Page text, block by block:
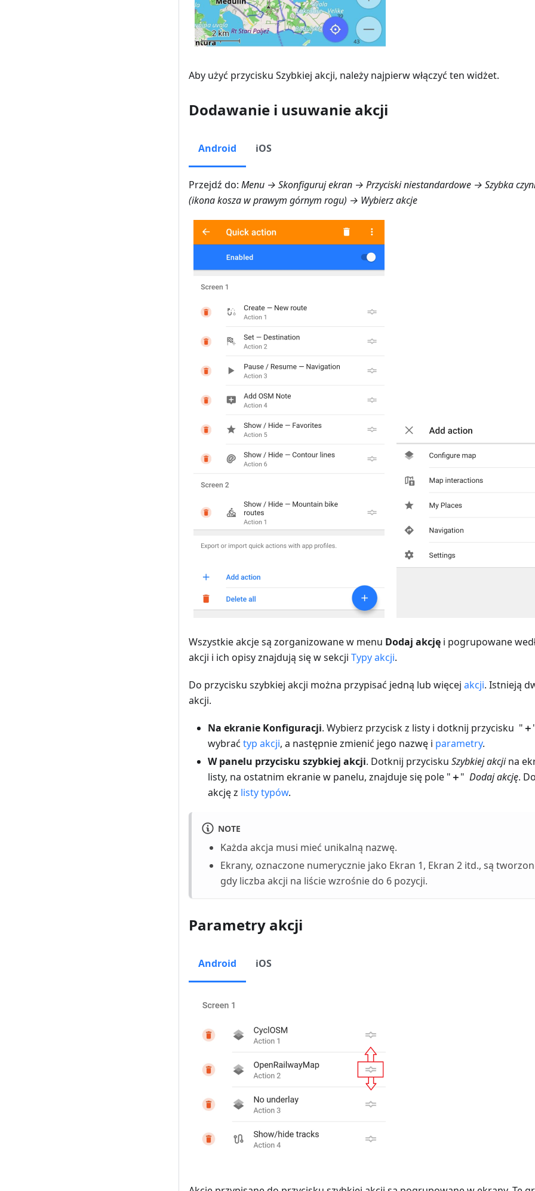
Aby użyć przycisku Szybkiej akcji, należy najpierw włączyć ten widżet.
Dodawanie i usuwanie akcji
Android iOS
Przejdź do: Menu → Skonfiguruj ekran → Przyciski niestandardowe → Szybka
(ikona kosza w prawym górnym rogu) → Wybierz akcje
Wszystkie akcje są zorganizowane w menu Dodaj akcję i pogrupowane
akcji i ich opisy znajdują się w sekcji Typy akcji.
Do przycisku szybkiej akcji można przypisać jedną lub więcej akcji. Istnieją
akcji.
Na ekranie Konfiguracji. Wybierz przycisk z listy i dotknij przycisku " ＋
wybrać typ akcji, a następnie zmienić jego nazwę i parametry.
W panelu przycisku szybkiej akcji. Dotknij przycisku Szybkiej akcjina
listy, na ostatnim ekranie w panelu, znajduje się pole " ＋" Dodaj akcję.
akcję z listy typów.
NOTE
Każda akcja musi mieć unikalną nazwę.
Ekrany, oznaczone numerycznie jako Ekran 1, Ekran 2 itd., są
gdy liczba akcji na liście wzrośnie do 6 pozycji.
Parametry akcji
Android iOS